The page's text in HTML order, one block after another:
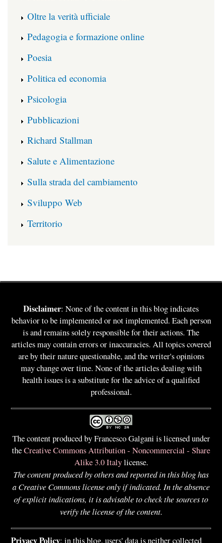
Oltre la verità ufficiale
Pedagogia e formazione online
Poesia
Politica ed economia
Psicologia
Pubblicazioni
Richard Stallman
Salute e Alimentazione
Sulla strada del cambiamento
Sviluppo Web
Territorio
Disclaimer: None of the content in this blog indicates
behavior to be implemented or not implemented. Each person
is and remains solely responsible for their actions. The
articles may contain errors or inaccuracies. All topics covered
are by their nature questionable, and the writer's opinions
may change over time. None of the articles dealing with
health issues is a substitute for the advice of a qualified
professional.
The content produced by Francesco Galgani is licensed under
theCreative Commons Attribution - Noncommercial - Share
Alike 3.0 Italylicense.
The content produced by others and reported in this blog has
a Creative Commons license only if indicated. In the absence
of explicit indications, it is advisable to check the sources to
verify the license of the content.
Privacy Policy: in this blog, users' data is neither collected